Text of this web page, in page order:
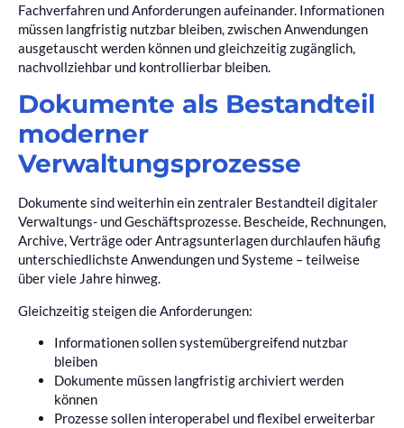
Fachverfahren und Anforderungen aufeinander. Informationen
müssen langfristig nutzbar bleiben, zwischen Anwendungen
ausgetauscht werden können und gleichzeitig zugänglich,
nachvollziehbar und kontrollierbar bleiben.
Dokumente als Bestandteil
moderner
Verwaltungsprozesse
Dokumente sind weiterhin ein zentraler Bestandteil digitaler
Verwaltungs- und Geschäftsprozesse. Bescheide, Rechnungen,
Archive, Verträge oder Antragsunterlagen durchlaufen häufig
unterschiedlichste Anwendungen und Systeme – teilweise
über viele Jahre hinweg.
Gleichzeitig steigen die Anforderungen:
Informationen sollen systemübergreifend nutzbar
bleiben
Dokumente müssen langfristig archiviert werden
können
Prozesse sollen interoperabel und flexibel erweiterbar